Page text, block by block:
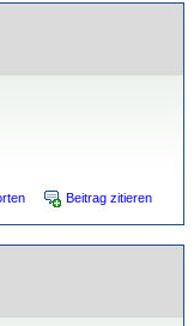
Beitrag zitieren